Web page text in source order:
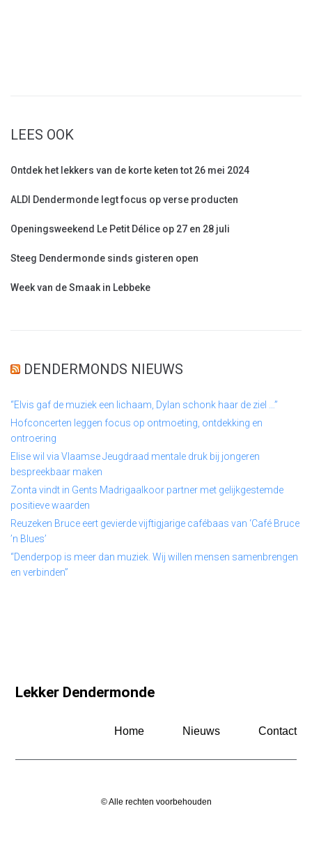
LEES OOK
Ontdek het lekkers van de korte keten tot 26 mei 2024
ALDI Dendermonde legt focus op verse producten
Openingsweekend Le Petit Délice op 27 en 28 juli
Steeg Dendermonde sinds gisteren open
Week van de Smaak in Lebbeke
DENDERMONDS NIEUWS
“Elvis gaf de muziek een lichaam, Dylan schonk haar de ziel …”
Hofconcerten leggen focus op ontmoeting, ontdekking en
ontroering
Elise wil via Vlaamse Jeugdraad mentale druk bij jongeren
bespreekbaar maken
Zonta vindt in Gents Madrigaalkoor partner met gelijkgestemde
positieve waarden
Reuzeken Bruce eert gevierde vijftigjarige cafébaas van ‘Café Bruce
’n Blues’
“Denderpop is meer dan muziek. Wij willen mensen samenbrengen
en verbinden”
Lekker Dendermonde
Home Nieuws Contact
© Alle rechten voorbehouden